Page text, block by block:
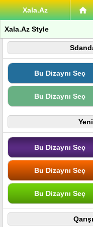
Xala.Az
Xala.Az Style
Bu Dizaynı Seç
Bu Dizaynı Seç
Bu Dizaynı Seç
Bu Dizaynı Seç
Bu Dizaynı Seç